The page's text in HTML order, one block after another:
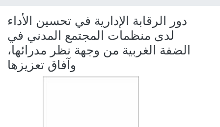
دور الرقابة الإدارية في تحسين الأداء
لدى منظمات المجتمع المدني في
الضفة الغربية من وجهة نظر مدرائها،
وآفاق تعزيزها